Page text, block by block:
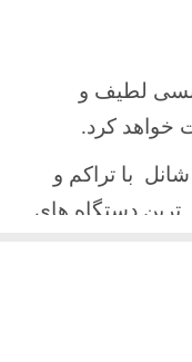
لطیف و
خواهد کرد.
با تراکم و
ترین دستگاه های
دوخته‌شده